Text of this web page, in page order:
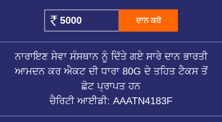
ਦਾਨ ਕਰੋ
ਨਾਰਾਇਣ ਸੇਵਾ ਸੰਸਥਾਨ ਨੂੰ ਦਿੱਤੇ ਗਏ ਸਾਰੇ ਦਾਨ ਭਾਰਤੀ
ਆਮਦਨ ਕਰ ਐਕਟ ਦੀ ਧਾਰਾ 80G ਦੇ ਤਹਿਤ ਟੈਕਸ ਤੋਂ
ਛੋਟ ਪ੍ਰਾਪਤ ਹਨ
ਚੈਰਿਟੀ ਆਈਡੀ: AAATN4183F